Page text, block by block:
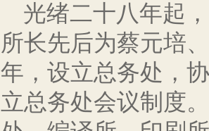
光绪二十八年起
所长先后为蔡元培
年，设立总务处，
立总务处会议制度